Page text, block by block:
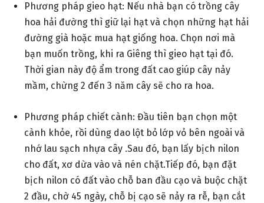
Phương pháp gieo hạt: Nếu nhà bạn có trồng cây
hoa hải đường thì giữ lại hạt và chọn những hạt hải
đường già hoặc mua hạt giống hoa. Chọn nơi mà
bạn muốn trồng, khi ra Giêng thì gieo hạt tại đó.
Thời gian này độ ẩm trong đất cao giúp cây nảy
mầm, chừng 2 đến 3 năm cây sẽ cho ra hoa.
Phương pháp chiết cành: Đầu tiên bạn chọn một
cành khỏe, rồi dùng dao lột bỏ lớp vỏ bên ngoài và
nhớ lau sạch nhựa cây .Sau đó, bạn lấy bịch nilon
cho đất, xơ dừa vào và nén chặt.Tiếp đó, bạn đặt
bịch nilon có đất vào chỗ ban đầu cạo và buộc chặt
2 đầu, chờ 45 ngày, chỗ bị cạo sẽ nảy ra rễ, bạn cắt